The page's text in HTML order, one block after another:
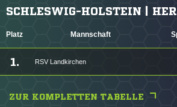
SCHLESWIG-HOLSTEIN |
Platz Mannschaft
1. RSV Landkirchen
ZUR KOMPLETTEN TABELLE